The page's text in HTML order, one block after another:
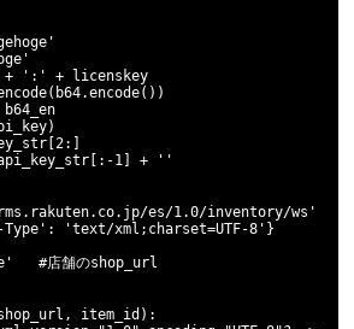
+ ':' + licenskey
1] + ' '
es/1.0/inventory/ws'
Type': 'text/xml;charset=UTF-8'}
#店舗のshop_url
item_id):